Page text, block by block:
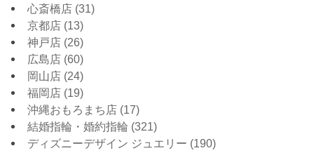
心斎橋店 (31)
京都店 (13)
神戸店 (26)
広島店 (60)
岡山店 (24)
福岡店 (19)
沖縄おもろまち店 (17)
結婚指輪・婚約指輪 (321)
ディズニーデザイン ジュエリー (190)